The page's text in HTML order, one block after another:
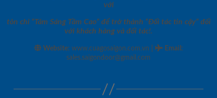
với
tôn chỉ “Tâm Sáng Tầm Cao” để trở thành “Đối tác tin cậy” đối
với khách hàng và đối tác!.
Website: www.cuagosaigon.com.vn Email :
sales.saigondoor@gmail.com